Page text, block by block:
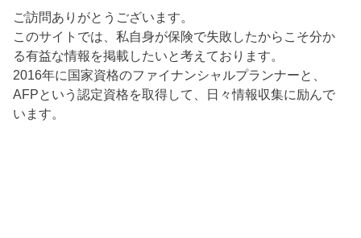
ご訪問ありがとうございます。
このサイトでは、私自身が保険で失敗したからこそ分か
る有益な情報を掲載したいと考えております。
2016年に国家資格のファイナンシャルプランナーと、
AFPという認定資格を取得して、日々情報収集に励んで
います。